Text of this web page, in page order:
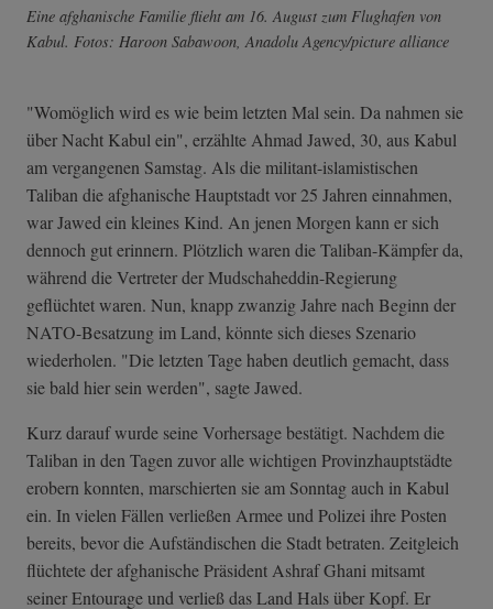
Eine afghanische Familie flieht am 16. August zum Flughafen von
Kabul. Fotos: Haroon Sabawoon, Anadolu Agency/picture alliance
"Womöglich wird es wie beim letzten Mal sein. Da nahmen sie
über Nacht Kabul ein", erzählte Ahmad Jawed, 30, aus Kabul
am vergangenen Samstag. Als die militant-islamistischen
Taliban die afghanische Hauptstadt vor 25 Jahren einnahmen,
war Jawed ein kleines Kind. An jenen Morgen kann er sich
dennoch gut erinnern. Plötzlich waren die Taliban-Kämpfer da,
während die Vertreter der Mudschaheddin-Regierung
geflüchtet waren. Nun, knapp zwanzig Jahre nach Beginn der
NATO-Besatzung im Land, könnte sich dieses Szenario
wiederholen. "Die letzten Tage haben deutlich gemacht, dass
sie bald hier sein werden", sagte Jawed.
Kurz darauf wurde seine Vorhersage bestätigt. Nachdem die
Taliban in den Tagen zuvor alle wichtigen Provinzhauptstädte
erobern konnten, marschierten sie am Sonntag auch in Kabul
ein. In vielen Fällen verließen Armee und Polizei ihre Posten
bereits, bevor die Aufständischen die Stadt betraten. Zeitgleich
flüchtete der afghanische Präsident Ashraf Ghani mitsamt
seiner Entourage und verließ das Land Hals über Kopf. Er